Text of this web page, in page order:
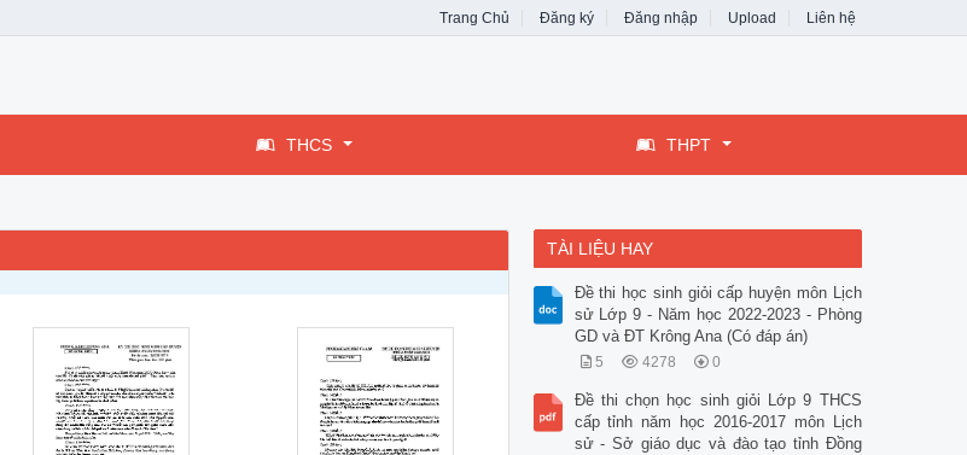
Trang Chủ Đăng ký Đăng nhập Upload Liên hệ
THCS THPT
TÀI LIỆU HAY
Đề thi học sinh giỏi cấp huyện môn Lịch
sử Lớp 9 - Năm học 2022-2023 - Phòng
GD và ĐT Krông Ana (Có đáp án)
5 4278 0
Đề thi chọn học sinh giỏi Lớp 9 THCS
cấp tỉnh năm học 2016-2017 môn Lịch
sử - Sở giáo dục và đào tạo tỉnh Đồng